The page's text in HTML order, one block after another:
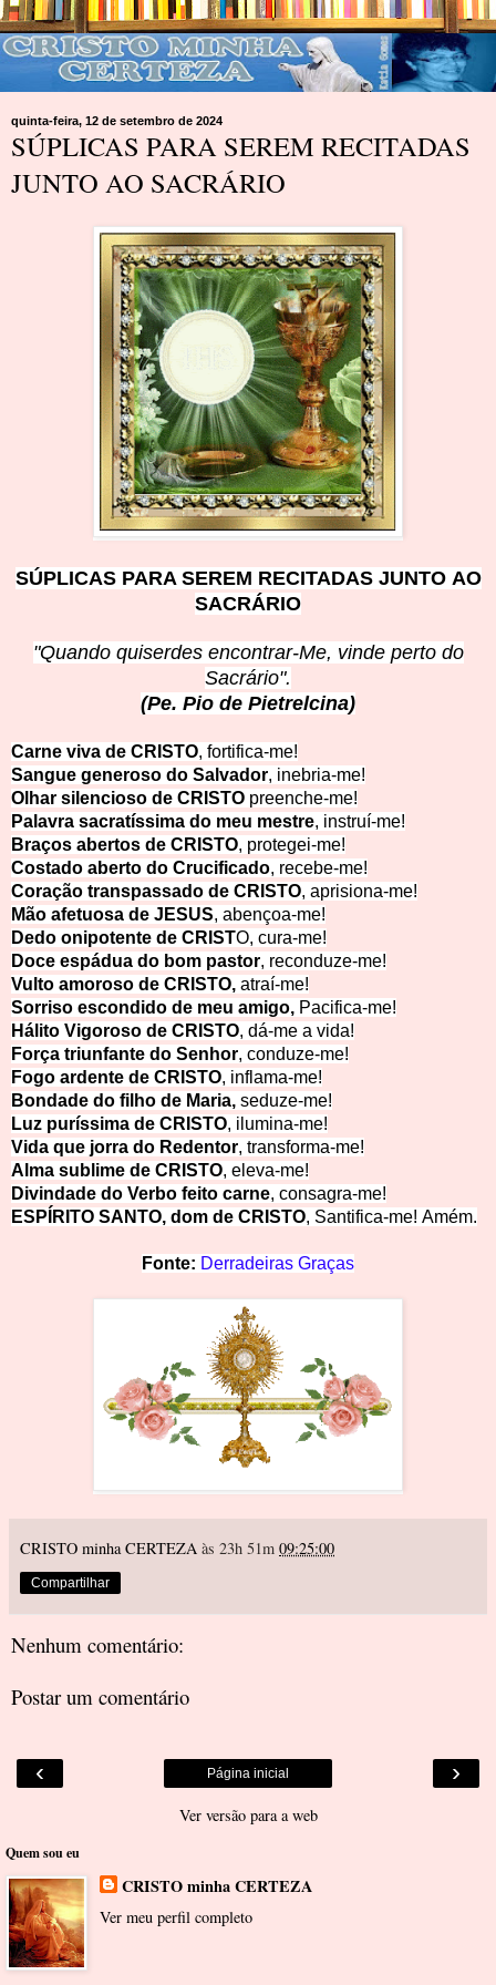
quinta-feira, 12 de setembro de 2024
SÚPLICAS PARA SEREM RECITADAS
JUNTO AO SACRÁRIO
SÚPLICAS PARA SEREM RECITADAS JUNTO AO
SACRÁRIO
"Quando quiserdes encontrar-Me, vinde perto do
Sacrário".
(Pe. Pio de Pietrelcina)
Carne viva de CRISTO, fortifica-me!
Sangue generoso do Salvador, inebria-me!
Olhar silencioso de CRISTO preenche-me!
Palavra sacratíssima do meu mestre, instruí-me!
Braços abertos de CRISTO, protegei-me!
Costado aberto do Crucificado, recebe-me!
Coração transpassado de CRISTO, aprisiona-me!
Mão afetuosa de JESUS, abençoa-me!
Dedo onipotente de CRISTO, cura-me!
Doce espádua do bom pastor, reconduze-me!
Vulto amoroso de CRISTO, atraí-me!
Sorriso escondido de meu amigo, Pacifica-me!
Hálito Vigoroso de CRISTO, dá-me a vida!
Força triunfante do Senhor, conduze-me!
Fogo ardente de CRISTO, inflama-me!
Bondade do filho de Maria, seduze-me!
Luz puríssima de CRISTO, ilumina-me!
Vida que jorra do Redentor, transforma-me!
Alma sublime de CRISTO, eleva-me!
Divindade do Verbo feito carne, consagra-me!
ESPÍRITO SANTO, dom de CRISTO, Santifica-me! Amém.
Fonte: Derradeiras Graças
CRISTO minha CERTEZA às 23h 51m 09:25:00
Compartilhar
Nenhum comentário:
Postar um comentário
‹ ›
Página inicial
Ver versão para a web
Quem sou eu
CRISTO minha CERTEZA
Ver meu perfil completo